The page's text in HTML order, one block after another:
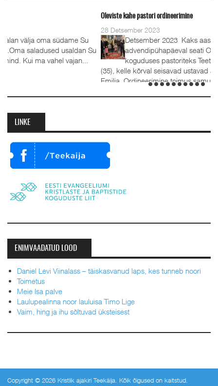
Oleviste kahe pastori ordineerimine
Detsember 2023 Kaks aastat tagasi, 1.
advendipühapäeval seati Oleviste
koguduses pastoriteks Teet Uuemõis (56) ja Rait Tõnnori
(35), kelle kõrval seisavad ustavad abikaasad Külli ja Hanna-
Emilia. Ordineerimine toimus samuti 1. advendil, 3.
LINKE
ENIMVAADATUD LOOD
Daniel Levi Viinalass – täiskasvanud laps, kes tunneb noori
Toimetus
Meie Isa palve
Laulupealinna noor lauluisa Timo Lige
Vaim, hing ja ihu sõltuvad üksteisest
Copyright © 2026 Kristlik ajakiri Teekäija. Kõik õigused on kaitstud.